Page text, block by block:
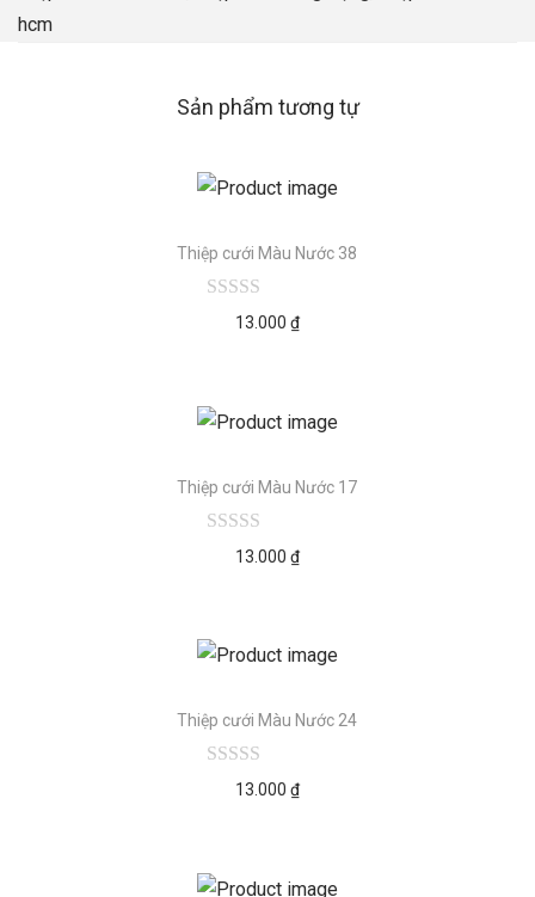
hcm
Sản phẩm tương tự
Thiệp cưới Màu Nước 38
13.000 ₫
Thiệp cưới Màu Nước 17
13.000 ₫
Thiệp cưới Màu Nước 24
13.000 ₫